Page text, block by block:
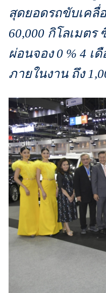
สุดยอดรถขับเคลื่
60,000 กิโลเมต
ผ่อนจอง 0 % 4 เ
ภายในงาน ถึง